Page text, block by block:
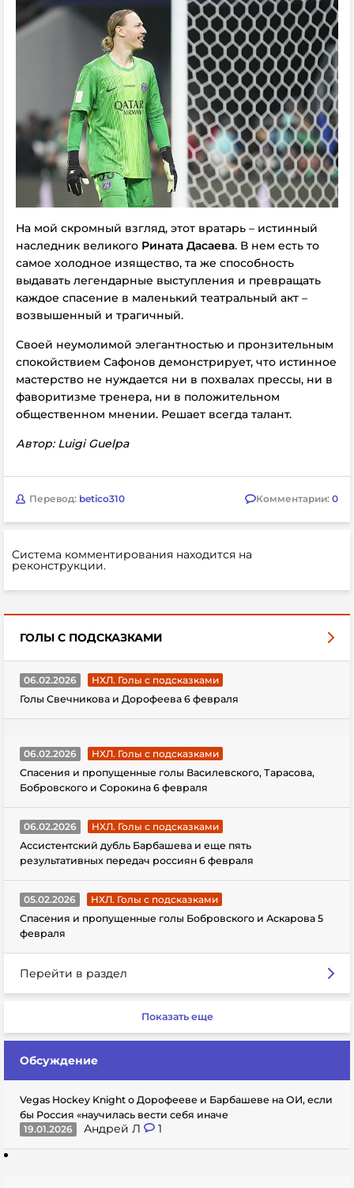
На мой скромный взгляд, этот вратарь – истинный
наследник великого Рината Дасаева. В нем есть то
самое холодное изящество, та же способность
выдавать легендарные выступления и превращать
каждое спасение в маленький театральный акт –
возвышенный и трагичный.
Своей неумолимой элегантностью и пронзительным
спокойствием Сафонов демонстрирует, что истинное
мастерство не нуждается ни в похвалах прессы, ни в
фаворитизме тренера, ни в положительном
общественном мнении. Решает всегда талант.
Автор: Luigi Guelpa
Перевод: betico310 Комментарии: 0
Система комментирования находится на
реконструкции.
ГОЛЫ С ПОДСКАЗКАМИ
06.02.2026
НХЛ. Голы с подсказками
Голы Свечникова и Дорофеева 6 февраля
06.02.2026
НХЛ. Голы с подсказками
Спасения и пропущенные голы Василевского, Тарасова,
Бобровского и Сорокина 6 февраля
06.02.2026
НХЛ. Голы с подсказками
Ассистентский дубль Барбашева и еще пять
результативных передач россиян 6 февраля
05.02.2026
НХЛ. Голы с подсказками
Спасения и пропущенные голы Бобровского и Аскарова 5
февраля
Перейти в раздел
Показать еще
Обсуждение
Vegas Hockey Knight о Дорофееве и Барбашеве на ОИ, если
бы Россия «научилась вести себя иначе
19.01.2026
Андрей Л 1